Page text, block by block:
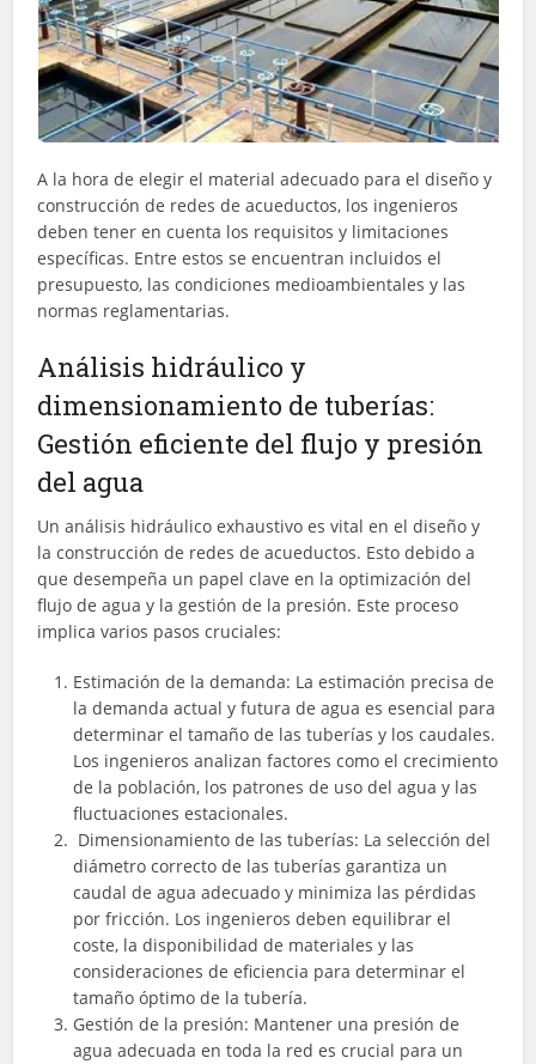
A la hora de elegir el material adecuado para el diseño y
construcción de redes de acueductos, los ingenieros
deben tener en cuenta los requisitos y limitaciones
específicas. Entre estos se encuentran incluidos el
presupuesto, las condiciones medioambientales y las
normas reglamentarias.
Análisis hidráulico y
dimensionamiento de tuberías:
Gestión eficiente del flujo y presión
del agua
Un análisis hidráulico exhaustivo es vital en el diseño y
la construcción de redes de acueductos. Esto debido a
que desempeña un papel clave en la optimización del
flujo de agua y la gestión de la presión. Este proceso
implica varios pasos cruciales:
Estimación de la demanda: La estimación precisa de
la demanda actual y futura de agua es esencial para
determinar el tamaño de las tuberías y los caudales.
Los ingenieros analizan factores como el crecimiento
de la población, los patrones de uso del agua y las
fluctuaciones estacionales.
Dimensionamiento de las tuberías: La selección del
diámetro correcto de las tuberías garantiza un
caudal de agua adecuado y minimiza las pérdidas
por fricción. Los ingenieros deben equilibrar el
coste, la disponibilidad de materiales y las
consideraciones de eficiencia para determinar el
tamaño óptimo de la tubería.
Gestión de la presión: Mantener una presión de
agua adecuada en toda la red es crucial para un